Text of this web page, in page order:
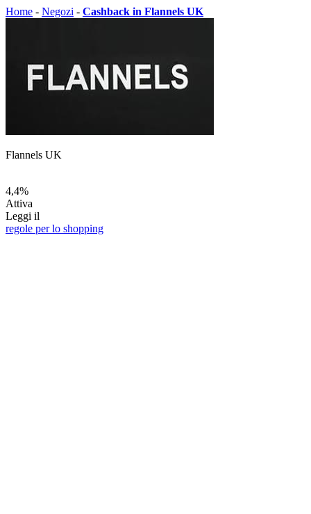
Home - Negozi - Cashback in Flannels UK
Flannels UK
4,4%
Attiva
Leggi il
regole per lo shopping